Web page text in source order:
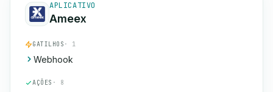
APLICATIVO
Ameex
GATILHOS · 1
Webhook
AÇÕES · 8